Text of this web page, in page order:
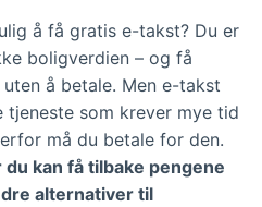
å få gratis e-takst? Du er
boligverdien – og få
å betale. Men e-takst
tjeneste som krever mye tid
må du betale for den.
kan få tilbake pengene
alternativer til